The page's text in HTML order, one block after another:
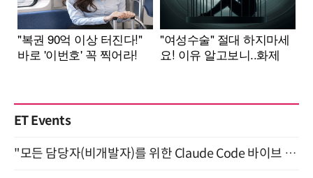
ET Events
"모든 담당자(비개발자)를 위한 Claude Code 바이브 코딩 2-day 부트캠프" 9월 16~17일 개최